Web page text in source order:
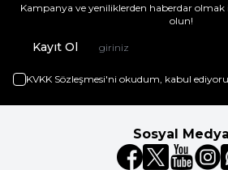
Kampanya ve yeniliklerden haberdar
olun!
Kayıt Ol
KVKK Sözleşmesi'ni okudum, kabul
Sosyal Medya